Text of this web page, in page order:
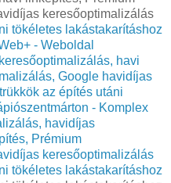
keresőoptimalizálás
tökéletes lakástakarításhoz
- Weboldal
havi
Google havidíjas
az építés utáni
- Komplex
havidíjas
Prémium
keresőoptimalizálás
tökéletes lakástakarításhoz